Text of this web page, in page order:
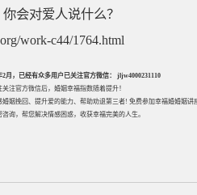
会对爱人说什么？
work-c44/1764.html
2月，已经有众多用户已关注官方微信： jljw4000231110
注官方微信后，婚姻幸福指数随着提升！
婚姻挽回 、提升爱的能力 、帮助劝退第三者! 免费参加幸福婚婚姻讲
询，帮您解决情感困惑，收获幸福完美的人生。